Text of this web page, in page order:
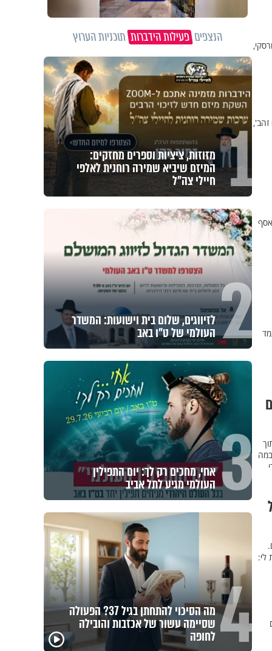
זהב',
העולם, אסף
במה
לי:
הנצפיםפעילות הידברותתוכניות הערוץ
1 מזוזות, ציציות וספרים מחזקים:
המיזם שיביא שמירה רוחנית לאלפי
חיילי צה"ל
2 לזיווגים, שלום בית וישועות: המשדר
העולמי של ט"ו באב
3 אחי, מחכים רק לך: יום התפילין
העולמי מגיע לתל אביב
4 מה הסיכוי להתחתן בגיל 37? הפעולה
שסיימה עשור של אכזבות והובילה
לחופה